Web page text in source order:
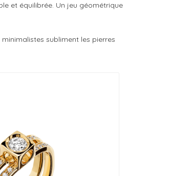
et équilibrée. Un jeu géométrique
subliment les pierres